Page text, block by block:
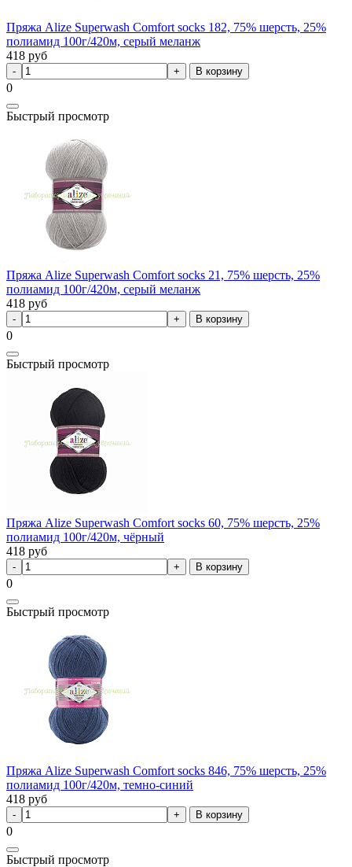
Пряжа Alize Superwash Comfort socks 182, 75% шерсть, 25%
полиамид 100г/420м, серый меланж
418 руб
В корзину
0
Быстрый просмотр
Пряжа Alize Superwash Comfort socks 21, 75% шерсть, 25%
полиамид 100г/420м, серый меланж
418 руб
В корзину
0
Быстрый просмотр
Пряжа Alize Superwash Comfort socks 60, 75% шерсть, 25%
полиамид 100г/420м, чёрный
418 руб
В корзину
0
Быстрый просмотр
Пряжа Alize Superwash Comfort socks 846, 75% шерсть, 25%
полиамид 100г/420м, темно-синий
418 руб
В корзину
0
Быстрый просмотр